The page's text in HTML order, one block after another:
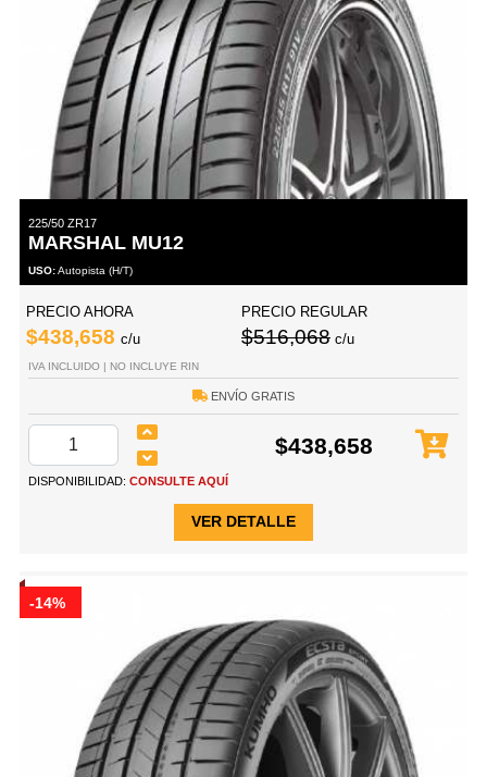
225/50 ZR17
MARSHAL MU12
USO:Autopista (H/T)
PRECIO AHORA
$438,658 c/u
PRECIO REGULAR
$516,068 c/u
IVA INCLUIDO | NO INCLUYE RIN
ENVÍO GRATIS
$438,658
DISPONIBILIDAD: CONSULTE AQUÍ
VER DETALLE
-14%